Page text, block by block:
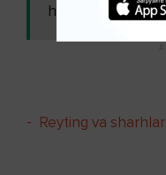
ham o'qing:
- Reyting va sharhlar